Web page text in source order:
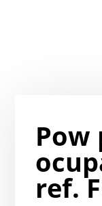
Pow
ref.